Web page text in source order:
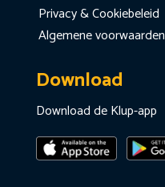
Privacy & Cookiebeleid
Algemene voorwaarden
Download
Download de Klup-app